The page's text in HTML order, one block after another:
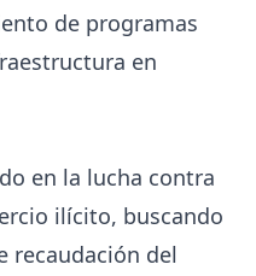
de programas
en
en la lucha contra
ilícito, buscando
recaudación del